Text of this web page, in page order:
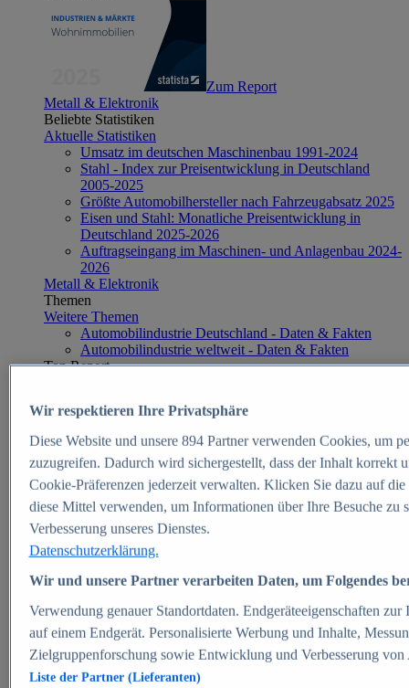
Zum Report
Metall & Elektronik
Beliebte Statistiken
Aktuelle Statistiken
Umsatz im deutschen Maschinenbau 1991-2024
Stahl - Index zur Preisentwicklung in Deutschland
2005-2025
Größte Automobilhersteller nach Fahrzeugabsatz 2025
Eisen und Stahl: Monatliche Preisentwicklung in
Deutschland 2025-2026
Auftragseingang im Maschinen- und Anlagenbau 2024-
2026
Metall & Elektronik
Themen
Weitere Themen
Automobilindustrie Deutschland - Daten & Fakten
Automobilindustrie weltweit - Daten & Fakten
Top Report
Zum Report
E-commerce
Beliebte Statistiken
Aktuelle Statistiken
E-Commerce - Entwicklung des Umsatzes in
Deutschland 1999-2025
Umsatz von Amazon in Deutschland und weltweit
2010-2025
B2C-E-Commerce: Top-50 Online Shops in
Deutschland 2024
Marktanteile von Online-Zahlungsverfahren in
Deutschland 2024
Umsatzstarke Warengruppen im Online-Handel in
Deutschland 2023-2025
Wir respektieren Ihre Privatsphäre
Diese Website und unsere 894Partner verwenden Cookies, um
zuzugreifen. Dadurch wird sichergestellt, dass der Inhalt korrekt
Cookie-Präferenzen jederzeit verwalten. Klicken Sie dazu auf
diese Mittel verwenden, um Informationen über Ihre Besuche
Verbesserung unseres Dienstes.
Datenschutzerklärung.
Wir und unsere Partner verarbeiten Daten, um Folgendes
Verwendung genauer Standortdaten. Endgeräteeigenschaften
auf einem Endgerät. Personalisierte Werbung und Inhalte,
Zielgruppenforschung sowie Entwicklung und Verbesserung von
Liste der Partner (Lieferanten)